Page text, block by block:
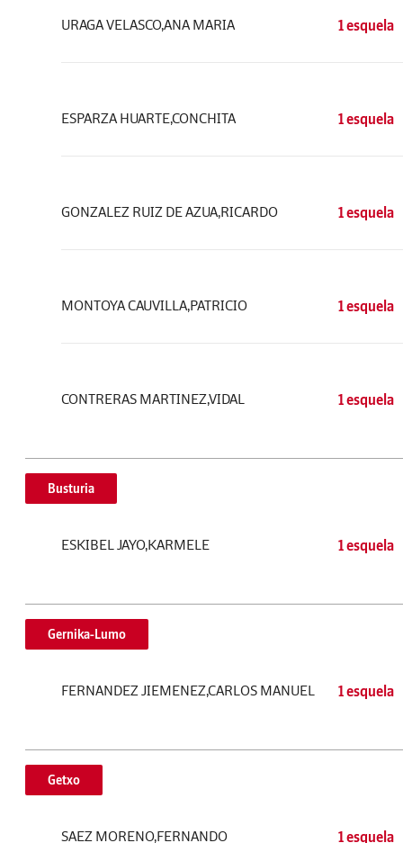
URAGA VELASCO,ANA MARIA 1 esquela
ESPARZA HUARTE,CONCHITA 1 esquela
GONZALEZ RUIZ DE AZUA,RICARDO 1 esquela
MONTOYA CAUVILLA,PATRICIO 1 esquela
CONTRERAS MARTINEZ,VIDAL 1 esquela
Busturia
ESKIBEL JAYO,KARMELE 1 esquela
Gernika-Lumo
FERNANDEZ JIEMENEZ,CARLOS MANUEL 1 esquela
Getxo
SAEZ MORENO,FERNANDO 1 esquela